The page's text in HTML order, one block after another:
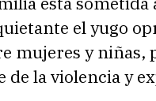
el yugo
mujeres y niñas,
la violencia y